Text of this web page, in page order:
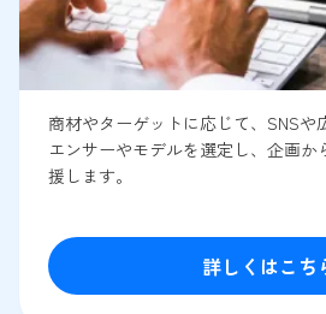
商材やターゲットに応じて、SNSや
エンサーやモデルを選定し、企画か
援します。
詳しくはこち